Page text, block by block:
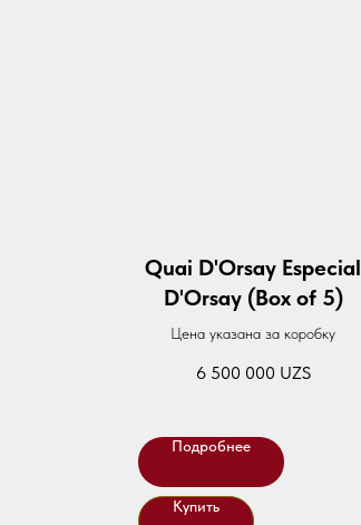
Quai D'Orsay Especial
D'Orsay (Box of 5)
Цена указана за коробку
6 500 000 UZS
Подробнее
Купить